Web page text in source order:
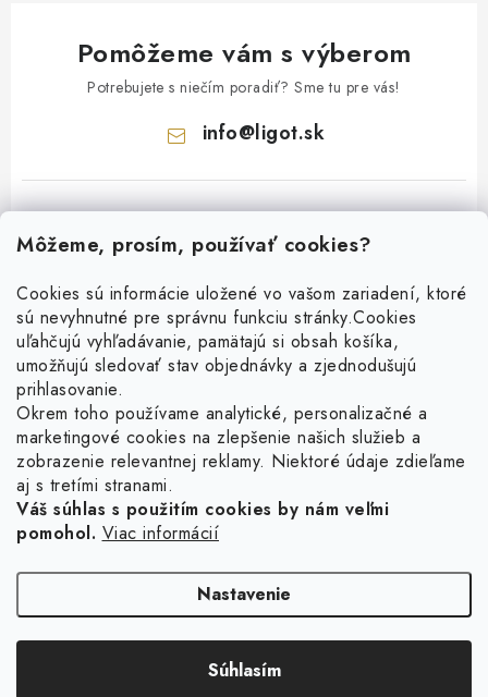
Môžeme, prosím, používať cookies?
Cookies sú informácie uložené vo vašom zariadení, ktoré
sú nevyhnutné pre správnu funkciu stránky.Cookies
uľahčujú vyhľadávanie, pamätajú si obsah košíka,
umožňujú sledovať stav objednávky a zjednodušujú
prihlasovanie.
Okrem toho používame analytické, personalizačné a
marketingové cookies na zlepšenie našich služieb a
zobrazenie relevantnej reklamy. Niektoré údaje zdieľame
aj s tretími stranami.
Váš súhlas s použitím cookies by nám veľmi
pomohol. Viac informácií
Nastavenie
Súhlasím
Pomôžeme vám s výberom
Potrebujete s niečím poradiť? Sme tu pre vás!
info@ligot.sk
Facebook
Obľúbené šperky
Náušnice
Prstene
Náramky
Informácie pre vás
. Všetky práva vyhradené.